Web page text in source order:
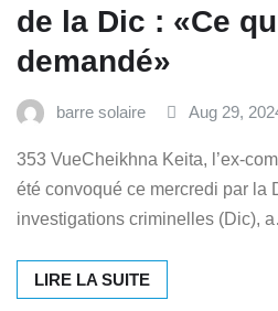
de la Dic : «Ce
demandé»
barre solaire Aug 29,
353 VueCheikhna Keita, l’ex-
été convoqué ce mercredi par la
investigations criminelles (Dic),
LIRE LA SUITE